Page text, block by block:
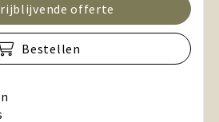
offerte
Bestellen